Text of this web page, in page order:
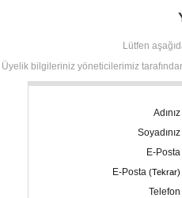
Lütfen
Üyelik bilgileriniz yöneticilerimiz
Adınız
Soyadınız
E-Posta
E-Posta (Tekrar)
Telefon